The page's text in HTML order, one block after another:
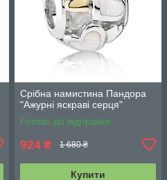
Срібна намистина Пандора
"Ажурні яскраві серця"
Готово до відправки
924 ₴ 1 680 ₴
Купити